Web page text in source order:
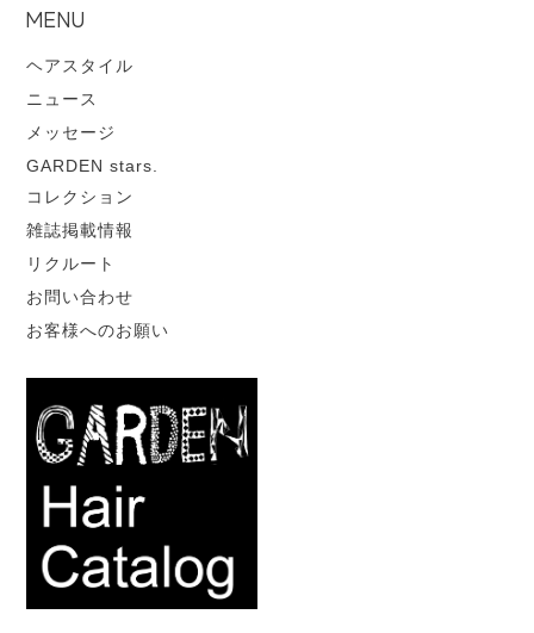
MENU
ヘアスタイル
ニュース
メッセージ
GARDEN stars.
コレクション
雑誌掲載情報
リクルート
お問い合わせ
お客様へのお願い